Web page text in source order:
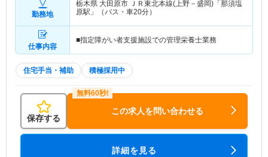
勤務地
栃木県 大田原市 ＪＲ東北本線(上野－盛岡)「那須塩
原駅」（バス・車20分）
仕事内容
■指定障がい者支援施設での管理栄養士業務
住宅手当・補助 積極採用中
保存する
この求人を問い合わせる
詳細を見る